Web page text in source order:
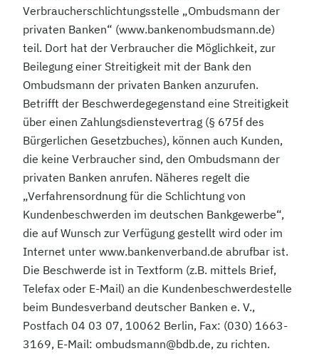
Verbraucherschlichtungsstelle „Ombudsmann der
privaten Banken“ (www.bankenombudsmann.de)
teil. Dort hat der Verbraucher die Möglichkeit, zur
Beilegung einer Streitigkeit mit der Bank den
Ombudsmann der privaten Banken anzurufen.
Betrifft der Beschwerdegegenstand eine Streitigkeit
über einen Zahlungsdienstevertrag (§ 675f des
Bürgerlichen Gesetzbuches), können auch Kunden,
die keine Verbraucher sind, den Ombudsmann der
privaten Banken anrufen. Näheres regelt die
„Verfahrensordnung für die Schlichtung von
Kundenbeschwerden im deutschen Bankgewerbe“,
die auf Wunsch zur Verfügung gestellt wird oder im
Internet unter www.bankenverband.de abrufbar ist.
Die Beschwerde ist in Textform (z.B. mittels Brief,
Telefax oder E-Mail) an die Kundenbeschwerdestelle
beim Bundesverband deutscher Banken e. V.,
Postfach 04 03 07, 10062 Berlin, Fax: (030) 1663-
3169, E-Mail: ombudsmann@bdb.de, zu richten.